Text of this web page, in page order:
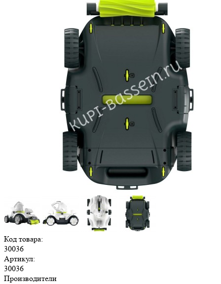
Код товара:
30036
Артикул:
30036
Производители